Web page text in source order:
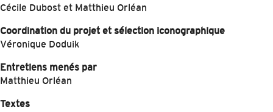
Cécile Dubost et Matthieu Orléan
Coordination du projet et sélection iconographique
Véronique Doduik
Entretiens menés par
Matthieu Orléan
Textes